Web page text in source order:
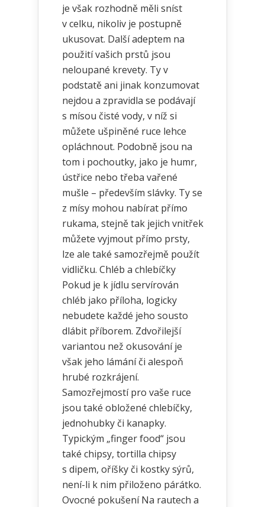
je však rozhodně měli sníst
v celku, nikoliv je postupně
ukusovat. Další adeptem na
použití vašich prstů jsou
neloupané krevety. Ty v
podstatě ani jinak konzumovat
nejdou a zpravidla se podávají
s mísou čisté vody, v níž si
můžete ušpiněné ruce lehce
opláchnout. Podobně jsou na
tom i pochoutky, jako je humr,
ústřice nebo třeba vařené
mušle – především slávky. Ty se
z mísy mohou nabírat přímo
rukama, stejně tak jejich vnitřek
můžete vyjmout přímo prsty,
lze ale také samozřejmě použít
vidličku. Chléb a chlebíčky
Pokud je k jídlu servírován
chléb jako příloha, logicky
nebudete každé jeho sousto
dlábit příborem. Zdvořilejší
variantou než okusování je
však jeho lámání či alespoň
hrubé rozkrájení.
Samozřejmostí pro vaše ruce
jsou také obložené chlebíčky,
jednohubky či kanapky.
Typickým „finger food“ jsou
také chipsy, tortilla chipsy
s dipem, oříšky či kostky sýrů,
není-li k nim přiloženo párátko.
Ovocné pokušení Na rautech a